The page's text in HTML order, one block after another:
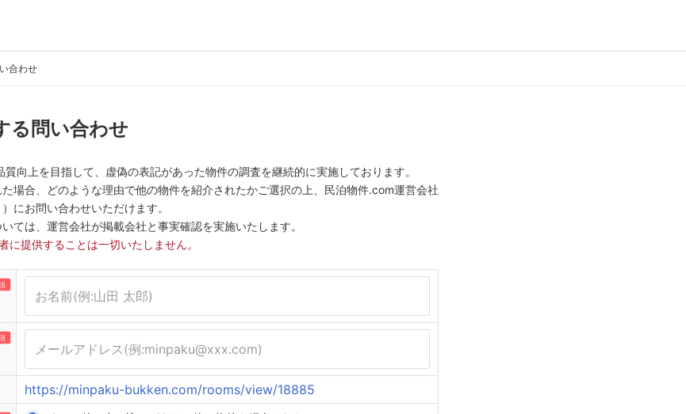
合わせ
る問い合わせ
向上を目指して、虚偽の表記があった物件の調査を継続的に実施しております。
場合、どのような理由で他の物件を紹介されたかご選択の上、民泊物件.com運営会社
にお問い合わせいただけます。
ては、運営会社が掲載会社と事実確認を実施いたします。
提供することは一切いたしません。
https://minpaku-bukken.com/rooms/view/18885